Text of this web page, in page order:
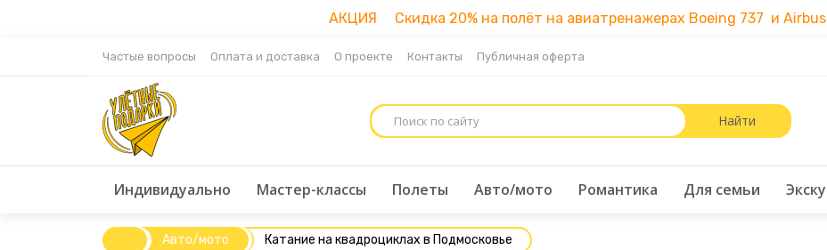
АКЦИЯ Скидка 20% на полёт на авиатренажерах Boeing 737 и Airbus
Индивидуально Мастер-классы Полеты Авто/мото Романтика Для семьи
Частые вопросы Оплата и доставка О проекте Контакты Публичная оферта
Авто/мото Катание на квадроциклах в Подмосковье